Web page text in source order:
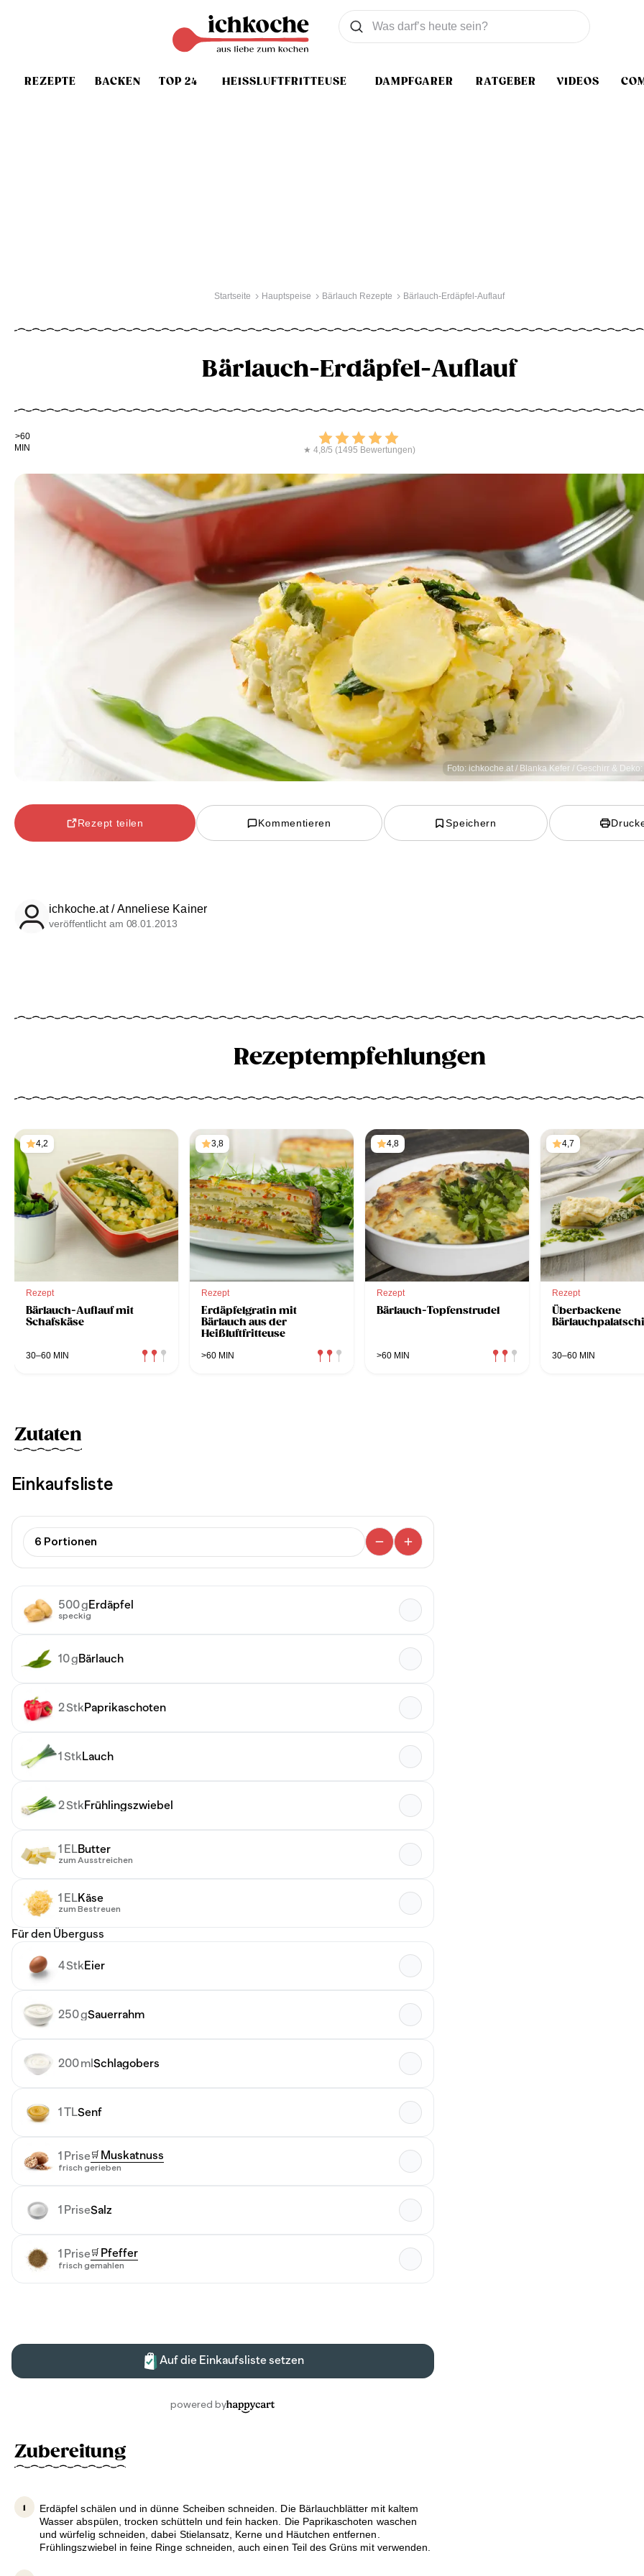
REZEPTE BACKEN TOP 24 HEISSLUFTFRITTEUSE DAMPFGARER RATGEBER VIDEOS
Was wollen Sie suchen
Suchen
Startseite Hauptspeise Bärlauch Rezepte Bärlauch-Erdäpfel-Auflauf
Bärlauch-Erdäpfel-Auflauf
Kochdauer
>60
MIN
Bewerten
★ 4,8/5 (1495 Bewertungen)
Foto: ichkoche.at / Blanka Kefer / Geschirr &
Rezept teilen Kommentieren Speichern
ichkoche.at / Anneliese Kainer
veröffentlicht am 08.01.2013
Rezeptempfehlungen
4,2
Rezept
Bärlauch-Auflauf mit
Schafskäse
30–60 MIN
3,8
Rezept
Erdäpfelgratin mit
Bärlauch aus der
Heißluftfritteuse
>60 MIN
4,8
Rezept
Bärlauch-Topfenstrudel
>60 MIN
4,7
Rezept
Überbackene
30–60 MIN
Zutaten
Zubereitung
Erdäpfel schälen und in dünne Scheiben schneiden. Die Bärlauchblätter mit kaltem
Wasser abspülen, trocken schütteln und fein hacken. Die Paprikaschoten waschen
und würfelig schneiden, dabei Stielansatz, Kerne und Häutchen entfernen.
Frühlingszwiebel in feine Ringe schneiden, auch einen Teil des Grüns mit verwenden.